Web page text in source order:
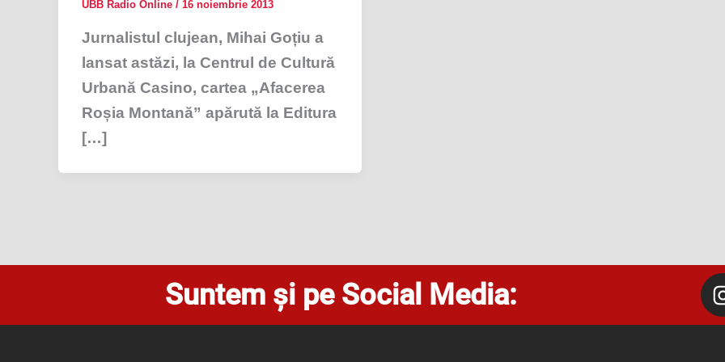
UBB Radio Online / 16 noiembrie 2013
Jurnalistul clujean, Mihai Goțiu a
lansat astăzi, la Centrul de Cultură
Urbană Casino, cartea „Afacerea
Roșia Montană” apărută la Editura
[…]
Suntem și pe Social Media: